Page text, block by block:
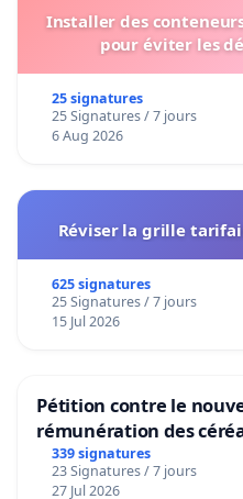
Installer des
pour éviter les
25 signatures
25 Signatures / 7 jours
6 Aug 2026
Réviser la grille
625 signatures
25 Signatures / 7 jours
15 Jul 2026
Pétition contre le
rémunération des
granum basé sur la
339 signatures
23 Signatures / 7 jours
27 Jul 2026